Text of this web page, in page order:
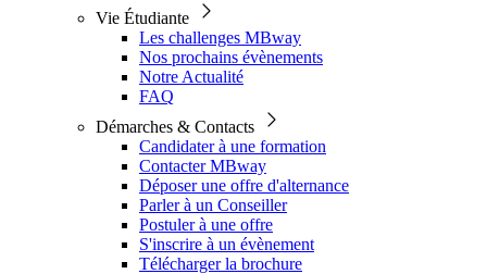
Vie Étudiante
Les challenges MBway
Nos prochains évènements
Notre Actualité
FAQ
Démarches & Contacts
Candidater à une formation
Contacter MBway
Déposer une offre d'alternance
Parler à un Conseiller
Postuler à une offre
S'inscrire à un évènement
Télécharger la brochure